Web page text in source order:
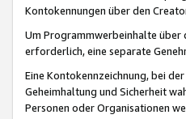
Kontokennungen über den
Um Programmwerbeinhalte über
erforderlich, eine separate
Eine Kontokennzeichnung, bei
Geheimhaltung und Sicherheit
Personen oder Organisationen